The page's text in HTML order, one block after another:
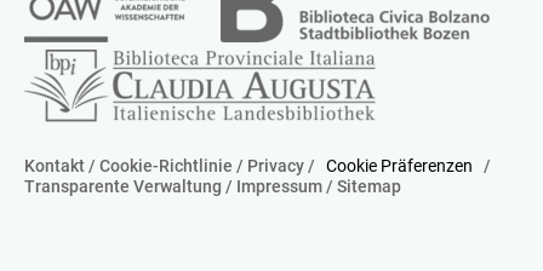
Kontakt/ Cookie-Richtlinie / Privacy/ Cookie Präferenzen
/
Transparente Verwaltung / Impressum/ Sitemap